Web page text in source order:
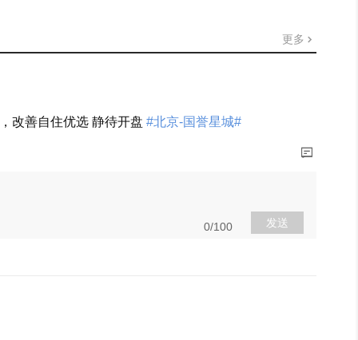
更多
改善自住优选 静待开盘 #北京-国誉星城#
0/100 发送